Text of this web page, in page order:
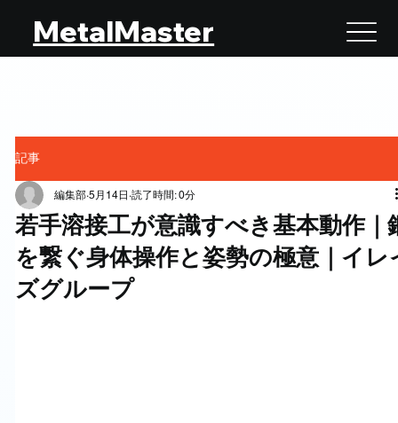
MetalMaster
記事
若手溶接工が意識すべき基本動作｜
を繋ぐ身体操作と姿勢の極意｜イレ
ズグループ
編集部 5月14日 読了時間: 0分